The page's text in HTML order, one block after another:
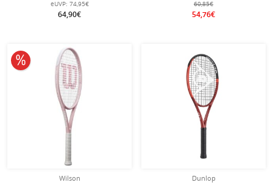
eUVP: 74,95€
64,90€
60,85€
54,76€
Wilson
10% reduziert
Dunlop